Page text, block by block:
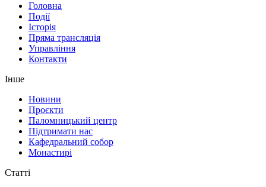
Головна
Події
Історія
Пряма трансляція
Управління
Контакти
Інше
Новини
Проєкти
Паломницький центр
Підтримати нас
Кафедральний собор
Монастирі
Статті